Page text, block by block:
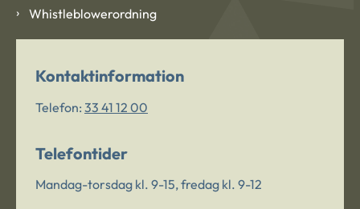
Whistleblowerordning
Kontaktinformation
Telefon: 33 41 12 00
Telefontider
Mandag-torsdag kl. 9-15, fredag kl. 9-12